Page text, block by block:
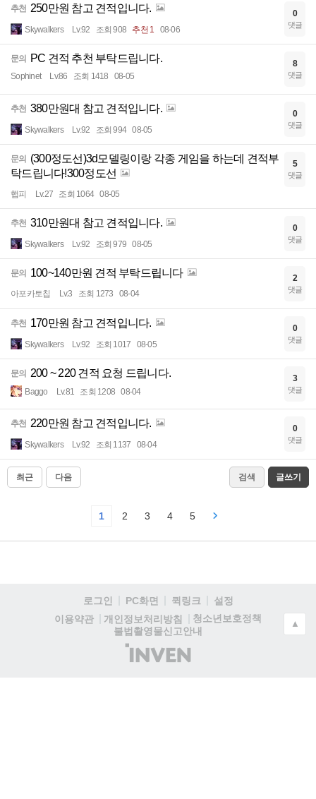
추천 250만원 참고 견적입니다.
Skywalkers Lv.92 조회 908 추천 1 08-06
0
댓글
문의 PC 견적 추천 부탁드립니다.
Sophinet Lv.86 조회 1418 08-05
8
댓글
추천 380만원대 참고 견적입니다.
Skywalkers Lv.92 조회 994 08-05
0
댓글
문의 (300정도선)3d모델링이랑 각종 게임을 하는데 견적부
탁드립니다!300정도선
햅피 Lv.27 조회 1064 08-05
5
댓글
추천 310만원대 참고 견적입니다.
Skywalkers Lv.92 조회 979 08-05
0
댓글
문의 100~140만원 견적 부탁드립니다
아포카토칩 Lv.3 조회 1273 08-04
2
댓글
추천 170만원 참고 견적입니다.
Skywalkers Lv.92 조회 1017 08-05
0
댓글
문의 200 ~ 220 견적 요청 드립니다.
Baggo Lv.81 조회 1208 08-04
3
댓글
추천 220만원 참고 견적입니다.
Skywalkers Lv.92 조회 1137 08-04
0
댓글
최근 다음 검색 글쓰기
1 2 3 4 5
로그인 PC화면 퀵링크
설정
이용약관
개인정보처리방침
청소년보호정책
불법촬영물신고안내
(주)
인
▲